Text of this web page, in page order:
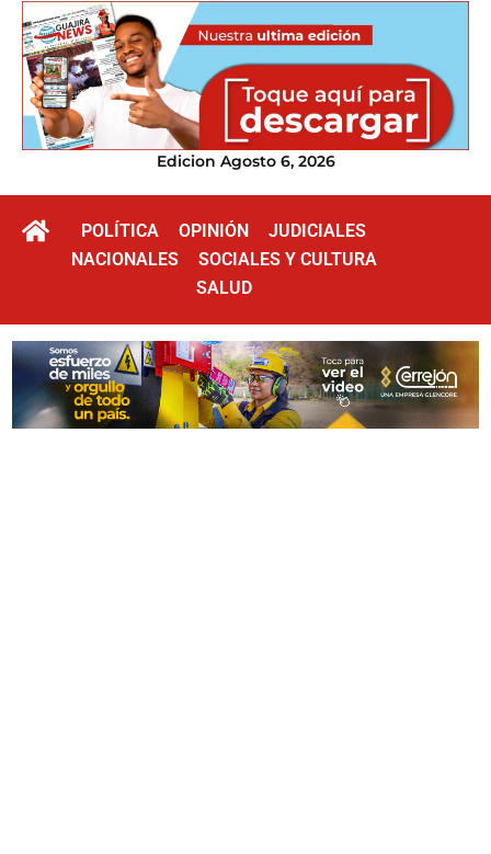
Edicion Agosto 6, 2026
POLÍTICA OPINIÓN
JUDICIALES
NACIONALES
SOCIALES Y CULTURA
SALUD